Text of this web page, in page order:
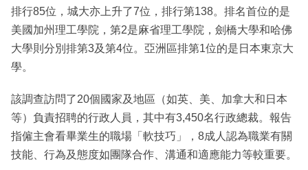
排行85位，城大亦上升了7位，排行第138。排名首位的是
美國加州理工學院，第2是麻省理工學院，劍橋大學和哈佛
大學則分別排第3及第4位。亞洲區排第1位的是日本東京大
學。
該調查訪問了20個國家及地區（如英、美、加拿大和日本
等）負責招聘的行政人員，其中有3,450名行政總裁。報告
指僱主會看畢業生的職場「軟技巧」，8成人認為職業有關
技能、行為及態度如團隊合作、溝通和適應能力等較重要。